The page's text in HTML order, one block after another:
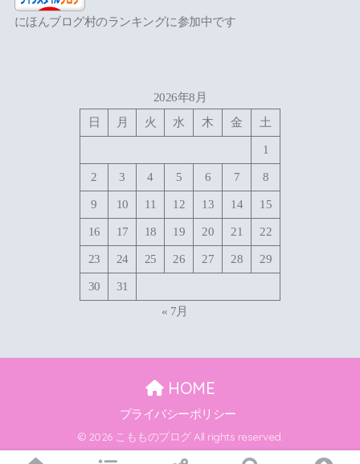
にほんブログ村のランキングに参加中です
2026年8月
日
月 火 水 木 金 土
1
2 3 4 5 6 7 8
9 10 11 12 13 14 15
16 17 18 19 20 21 22
23 24 25 26 27 28 29
30
31
« 7月
HOME
プライバシーポリシー
© 2026 こもものブログ All rights reserved.